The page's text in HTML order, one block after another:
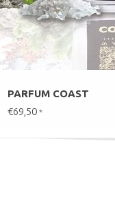
PARFUM COAST
€69,50 *